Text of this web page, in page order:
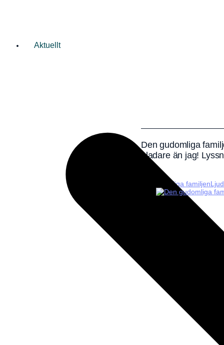
Aktuellt
Den gudomliga
gladare än jag!
Den gudomliga familjen